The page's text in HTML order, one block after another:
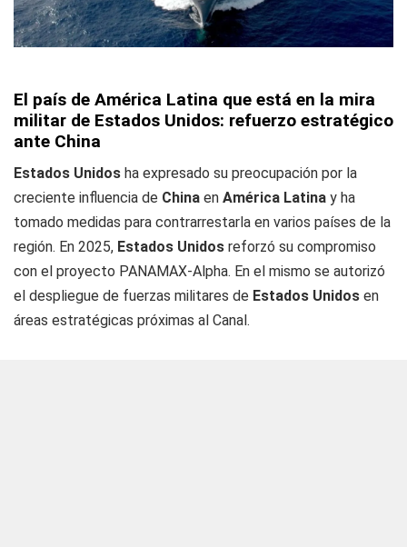
El país de América Latina que está en la mira
militar de Estados Unidos: refuerzo estratégico
ante China
Estados Unidos ha expresado su preocupación por la
creciente influencia de China en América Latina y ha
tomado medidas para contrarrestarla en varios países de la
región. En 2025, Estados Unidos reforzó su compromiso
con el proyecto PANAMAX-Alpha. En el mismo se autorizó
el despliegue de fuerzas militares de Estados Unidos en
áreas estratégicas próximas al Canal.